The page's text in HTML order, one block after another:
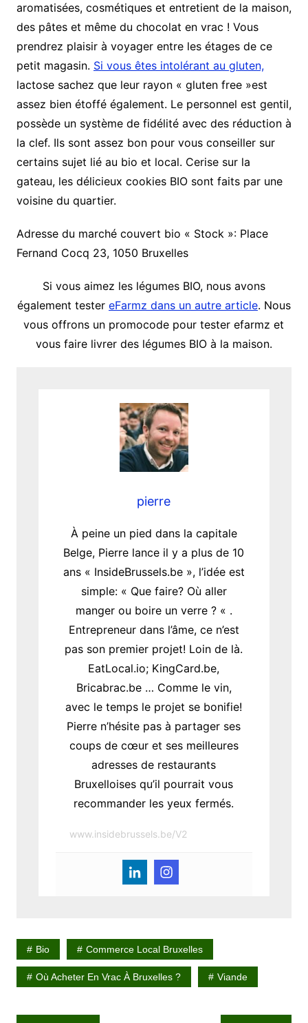
aromatisées, cosmétiques et entretient de la maison,
des pâtes et même du chocolat en vrac ! Vous
prendrez plaisir à voyager entre les étages de ce
petit magasin. Si vous êtes intolérant au gluten,
lactose sachez que leur rayon « gluten free »est
assez bien étoffé également. Le personnel est gentil,
possède un système de fidélité avec des réduction à
la clef. Ils sont assez bon pour vous conseiller sur
certains sujet lié au bio et local. Cerise sur la
gateau, les délicieux cookies BIO sont faits par une
voisine du quartier.
Adresse du marché couvert bio « Stock »: Place
Fernand Cocq 23, 1050 Bruxelles
Si vous aimez les légumes BIO, nous avons
également tester eFarmz dans un autre article. Nous
vous offrons un promocode pour tester efarmz et
vous faire livrer des légumes BIO à la maison.
pierre
À peine un pied dans la capitale
Belge, Pierre lance il y a plus de 10
ans « InsideBrussels.be », l’idée est
simple: « Que faire? Où aller
manger ou boire un verre ? « .
Entrepreneur dans l’âme, ce n’est
pas son premier projet! Loin de là.
EatLocal.io; KingCard.be,
Bricabrac.be … Comme le vin,
avec le temps le projet se bonifie!
Pierre n’hésite pas à partager ses
coups de cœur et ses meilleures
adresses de restaurants
Bruxelloises qu’il pourrait vous
recommander les yeux fermés.
www.insidebrussels.be/V2
Bio Commerce Local Bruxelles
Où Acheter En Vrac À Bruxelles ? Viande